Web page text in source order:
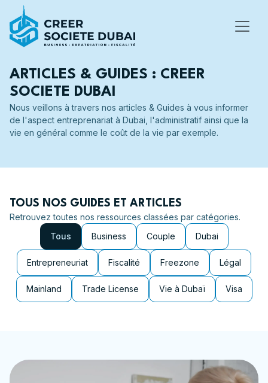
ARTICLES & GUIDES : CREER
SOCIETE DUBAI
Nous veillons à travers nos articles & Guides à vous informer
de l'aspect entreprenariat à Dubai, l'administratif ainsi que la
vie en général comme le coût de la vie par exemple.
TOUS NOS GUIDES ET ARTICLES
Retrouvez toutes nos ressources classées par catégories.
Tous
Business Couple Dubai
Entrepreneuriat Fiscalité Freezone Légal
Mainland Trade License Vie à Dubaï Visa